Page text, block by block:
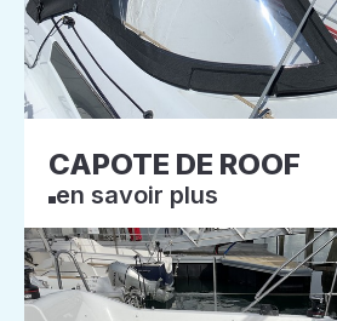
CAPOTE DE ROOF
en savoir plus